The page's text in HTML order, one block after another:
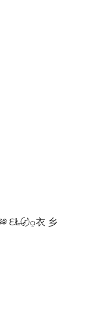
ƐŁ̶〄⍶衣 乡